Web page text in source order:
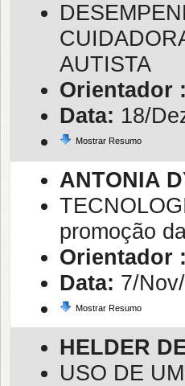
AUTISTA
Orientador :
Data: 18/
Mostrar Resumo
ANTONIA
promoção
Orientador :
Data: 7/
Mostrar Resumo
HELDER
USO DE